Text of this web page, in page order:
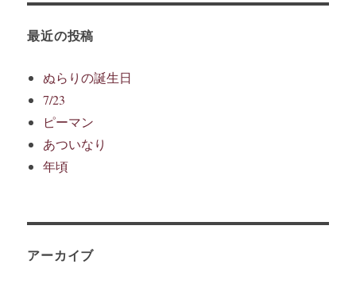
最近の投稿
ぬらりの誕生日
7/23
ピーマン
あついなり
年頃
アーカイブ